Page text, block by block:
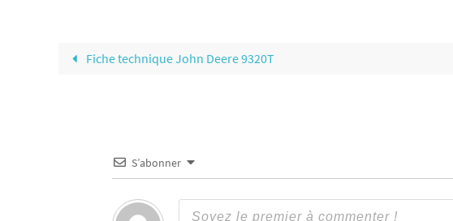
Fiche technique John Deere 9320T
S’abonner